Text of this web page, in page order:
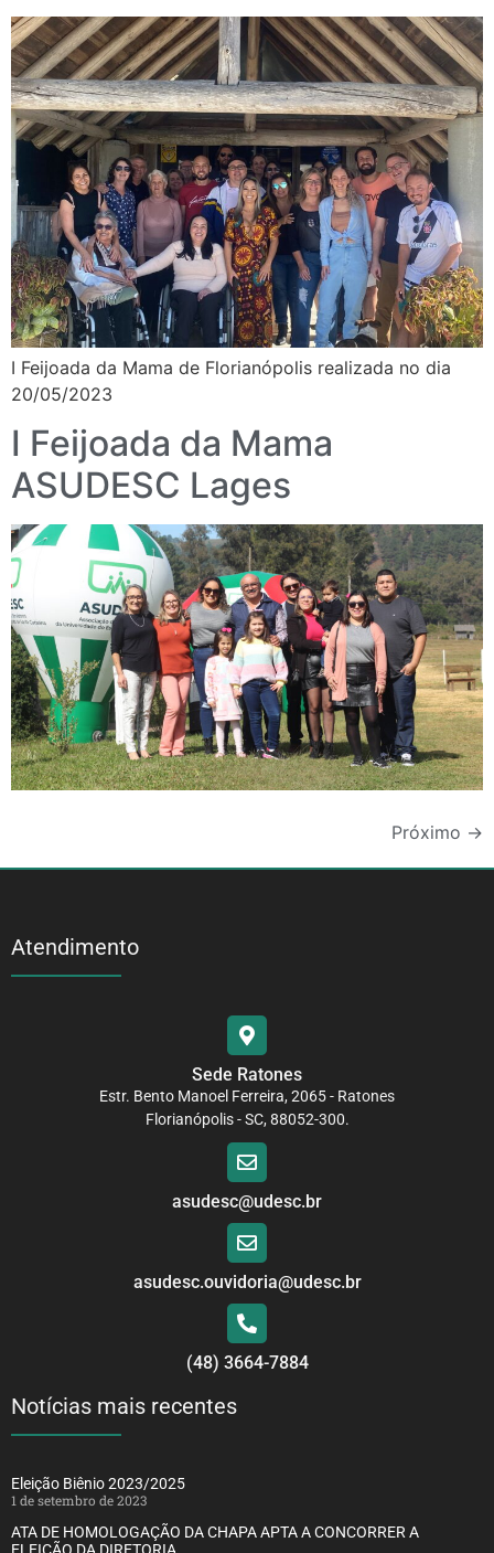
I Feijoada da Mama de Florianópolis realizada no dia
20/05/2023
I Feijoada da Mama
ASUDESC Lages
Próximo →
Atendimento
Sede Ratones
Estr. Bento Manoel Ferreira, 2065 - Ratones
Florianópolis - SC, 88052-300.
asudesc@udesc.br
asudesc.ouvidoria@udesc.br
(48) 3664-7884
Notícias mais recentes
Eleição Biênio 2023/2025
1 de setembro de 2023
ATA DE HOMOLOGAÇÃO DA CHAPA APTA A CONCORRER A
ELEIÇÃO DA DIRETORIA